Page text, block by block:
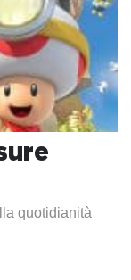
quotidianità